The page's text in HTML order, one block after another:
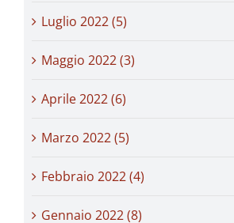
Luglio 2022 (5)
Maggio 2022 (3)
Aprile 2022 (6)
Marzo 2022 (5)
Febbraio 2022 (4)
Gennaio 2022 (8)